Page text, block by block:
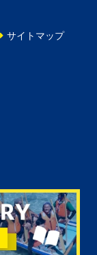
サイトマップ